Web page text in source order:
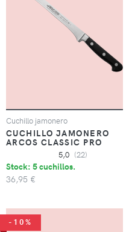
Cuchillo jamonero
CUCHILLO JAMONERO
ARCOS CLASSIC PRO
5,0 (22)
Stock: 5 cuchillos.
36,95 €
-10%